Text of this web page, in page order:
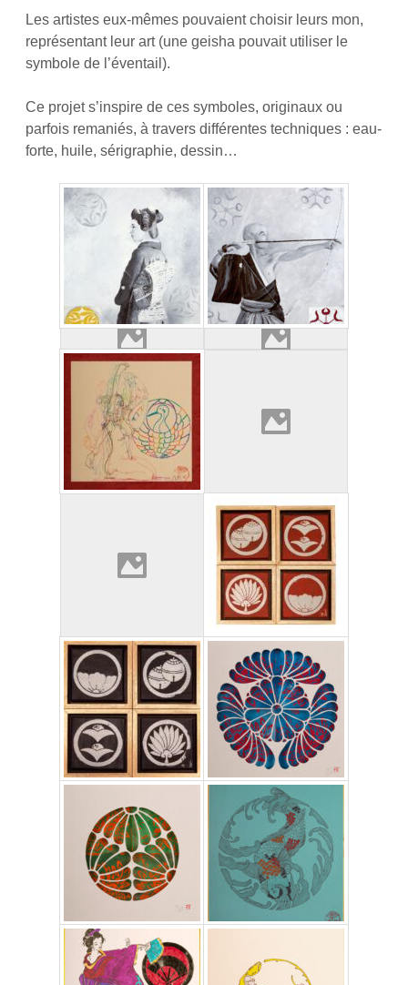
Les artistes eux-mêmes pouvaient choisir leurs mon,
représentant leur art (une geisha pouvait utiliser le
symbole de l’éventail).
Ce projet s’inspire de ces symboles, originaux ou
parfois remaniés, à travers différentes techniques : eau-
forte, huile, sérigraphie, dessin…